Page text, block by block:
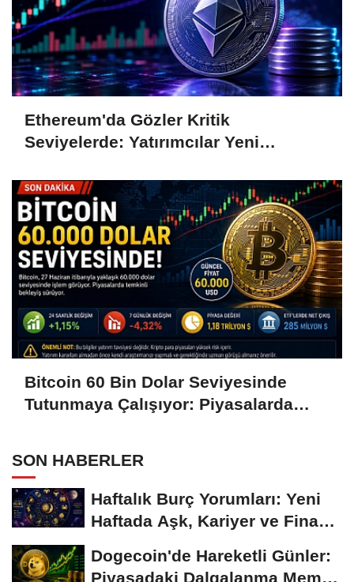
Ethereum'da Gözler Kritik
Seviyelerde: Yatırımcılar Yeni
Bitcoin 60 Bin Dolar Seviyesinde
Tutunmaya Çalışıyor: Piyasalarda
SON HABERLER
Haftalık Burç Yorumları: Yeni
Haftada Aşk, Kariyer ve Finans
Dogecoin'de Hareketli Günler:
Piyasadaki Dalgalanma Meme